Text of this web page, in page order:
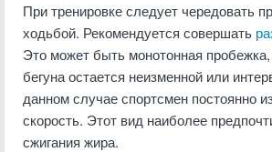
При тренировке следует чередовать
ходьбой. Рекомендуется совершать
Это может быть монотонная пробежка,
бегуна остается неизменной или
данном случае спортсмен постоянно
скорость. Этот вид наиболее
сжигания жира.